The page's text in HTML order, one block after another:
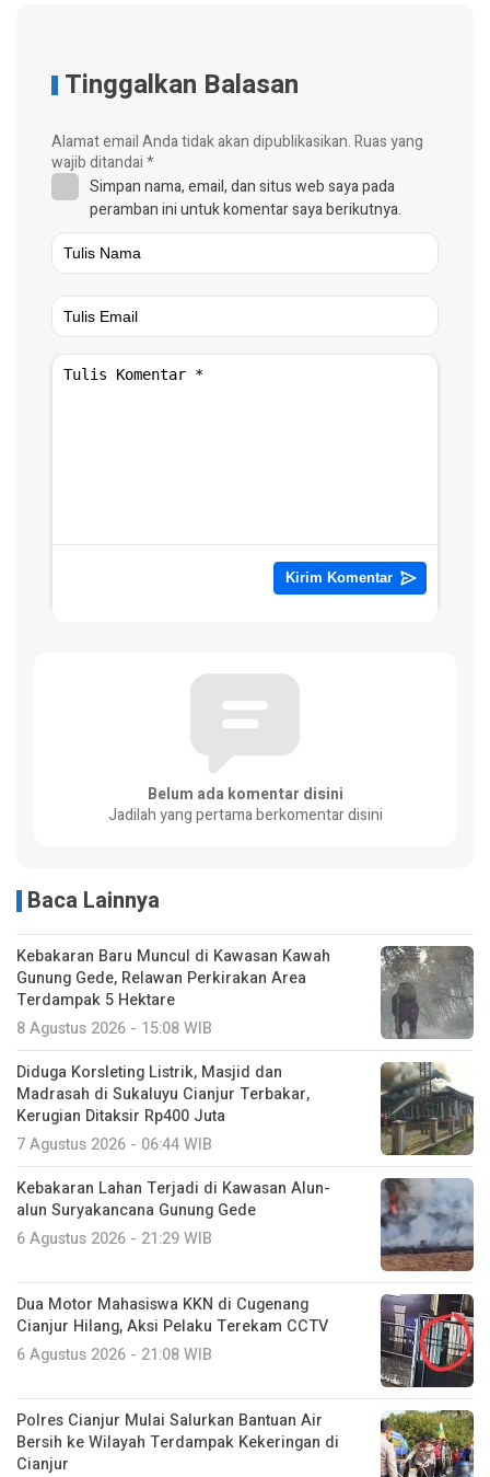
Tinggalkan Balasan
Alamat email Anda tidak akan dipublikasikan.Ruas yang
wajib ditandai*
Simpan nama, email, dan situs web saya pada
peramban ini untuk komentar saya berikutnya.
Belum ada komentar disini
Jadilah yang pertama berkomentar disini
Baca Lainnya
Kebakaran Baru Muncul di Kawasan Kawah
Gunung Gede, Relawan Perkirakan Area
Terdampak 5 Hektare
8 Agustus 2026 - 15:08 WIB
Diduga Korsleting Listrik, Masjid dan
Madrasah di Sukaluyu Cianjur Terbakar,
Kerugian Ditaksir Rp400 Juta
7 Agustus 2026 - 06:44 WIB
Kebakaran Lahan Terjadi di Kawasan Alun-
alun Suryakancana Gunung Gede
6 Agustus 2026 - 21:29 WIB
Dua Motor Mahasiswa KKN di Cugenang
Cianjur Hilang, Aksi Pelaku Terekam CCTV
6 Agustus 2026 - 21:08 WIB
Polres Cianjur Mulai Salurkan Bantuan Air
Bersih ke Wilayah Terdampak Kekeringan di
Cianjur